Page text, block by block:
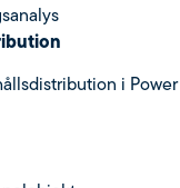
i Power